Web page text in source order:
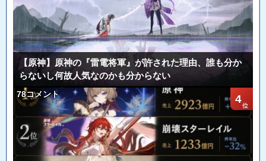
【原神】原神の『雷電将軍』が許された理由、誰も分か
らないし何故人気なのかも分からない
4
78コメント